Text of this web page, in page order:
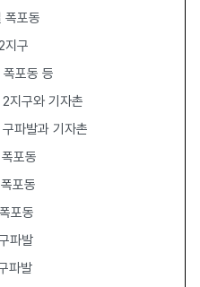
포동
구
포동 등
지구와 기자촌
파발과 기자촌
포동
포동
포동
파발
파발